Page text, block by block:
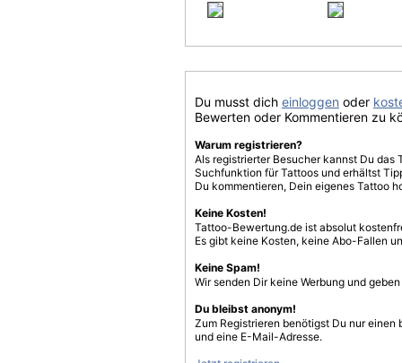
Du musst dich einloggen oder
Bewerten oder Kommentieren zu
Warum registrieren?
Als registrierter Besucher kannst Du
Suchfunktion für Tattoos und erhältst
Du kommentieren, Dein eigenes Tattoo
Keine Kosten!
Tattoo-Bewertung.de ist absolut
Es gibt keine Kosten, keine Abo-Fallen
Keine Spam!
Wir senden Dir keine Werbung und
Du bleibst anonym!
Zum Registrieren benötigst Du nur einen
und eine E-Mail-Adresse.